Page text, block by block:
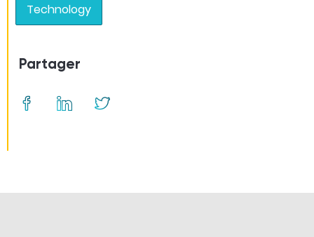
Technology
Partager